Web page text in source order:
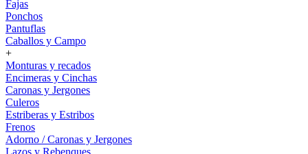
Fajas
Ponchos
Pantuflas
Caballos y Campo
+
Monturas y recados
Encimeras y Cinchas
Caronas y Jergones
Culeros
Estriberas y Estribos
Frenos
Adorno / Caronas y Jergones
Lazos y Rebenques